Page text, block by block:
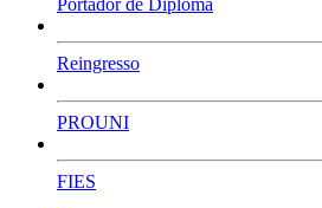
Portador de Diploma
Reingresso
PROUNI
FIES